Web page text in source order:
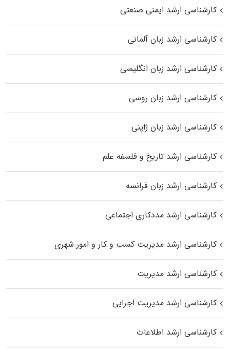
کارشناسی ارشد ایمنی صنعتی
کارشناسی ارشد زبان آلمانی
کارشناسی ارشد زبان انگلیسی
کارشناسی ارشد زبان روسی
کارشناسی ارشد زبان ژاپنی
کارشناسی ارشد تاریخ و فلسفه علم
کارشناسی ارشد زبان فرانسه
کارشناسی ارشد مددکاری اجتماعی
کارشناسی ارشد مدیریت کسب و کار و امور شهری
کارشناسی ارشد مدیریت
کارشناسی ارشد مدیریت اجرایی
کارشناسی ارشد اطلاعات